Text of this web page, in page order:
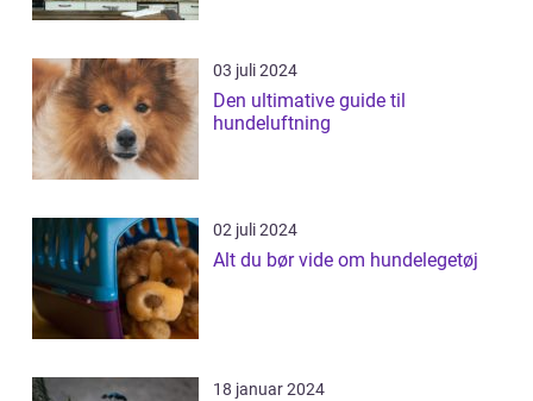
03 juli 2024
Den ultimative guide til
hundeluftning
02 juli 2024
Alt du bør vide om hundelegetøj
18 januar 2024